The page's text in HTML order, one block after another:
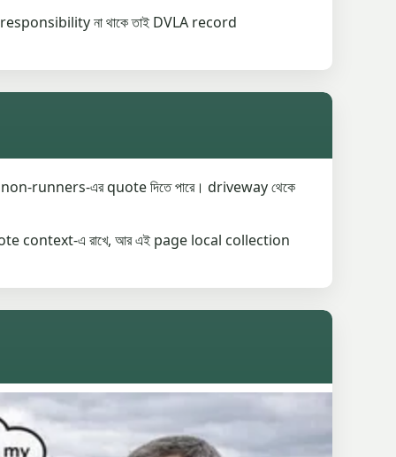
না থাকে তাই DVLA record
runners-এর quote দিতে পারে। driveway থেকে
context-এ রাখে, আর এই page local collection